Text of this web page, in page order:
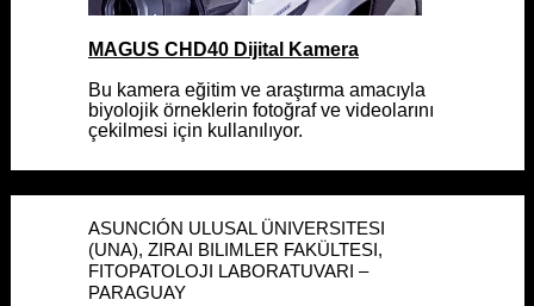
MAGUS CHD40 Dijital Kamera
Bu kamera eğitim ve araştırma amacıyla
biyolojik örneklerin fotoğraf ve videolarını
çekilmesi için kullanılıyor.
MAGUS CHD40 Dijital Kamera
Bu kamera eğitim ve araştırma amacıyla
biyolojik örneklerin fotoğraf ve videolarını
çekilmesi için kullanılıyor.
ASUNCIÓN ULUSAL ÜNIVERSITESI
(UNA), ZIRAI BILIMLER FAKÜLTESI,
FITOPATOLOJI LABORATUVARI –
PARAGUAY
ASUNCIÓN ULUSAL ÜNIVERSITESI
(UNA), ZIRAI BILIMLER FAKÜLTESI,
FITOPATOLOJI LABORATUVARI –
PARAGUAY